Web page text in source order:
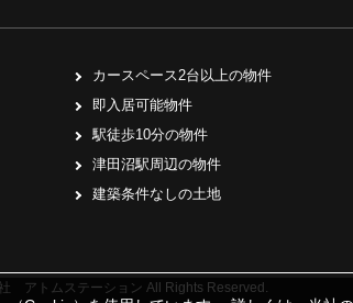
カースペース2台以上の物件
即入居可能物件
駅徒歩10分の物件
津田沼駅周辺の物件
建築条件なしの土地
アトムステーション All Rights Reserved.